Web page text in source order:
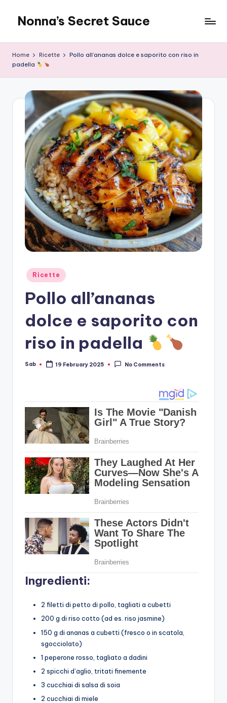
content
Nonna’s Secret Sauce
Home Ricette
Pollo all’ananas dolce e saporito con riso in
padella
Posted
in
Ricette
Pollo all’ananas
dolce e saporito con
riso in padella
Posted
Sab 19 February 2025 No Comments
Ingredienti:
2 filetti di petto di pollo, tagliati a cubetti
200 g di riso cotto (ad es. riso jasmine)
150 g di ananas a cubetti (fresco o in scatola,
sgocciolato)
1 peperone rosso, tagliato a dadini
2 spicchi d’aglio, tritati finemente
3 cucchiai di salsa di soia
2 cucchiai di miele